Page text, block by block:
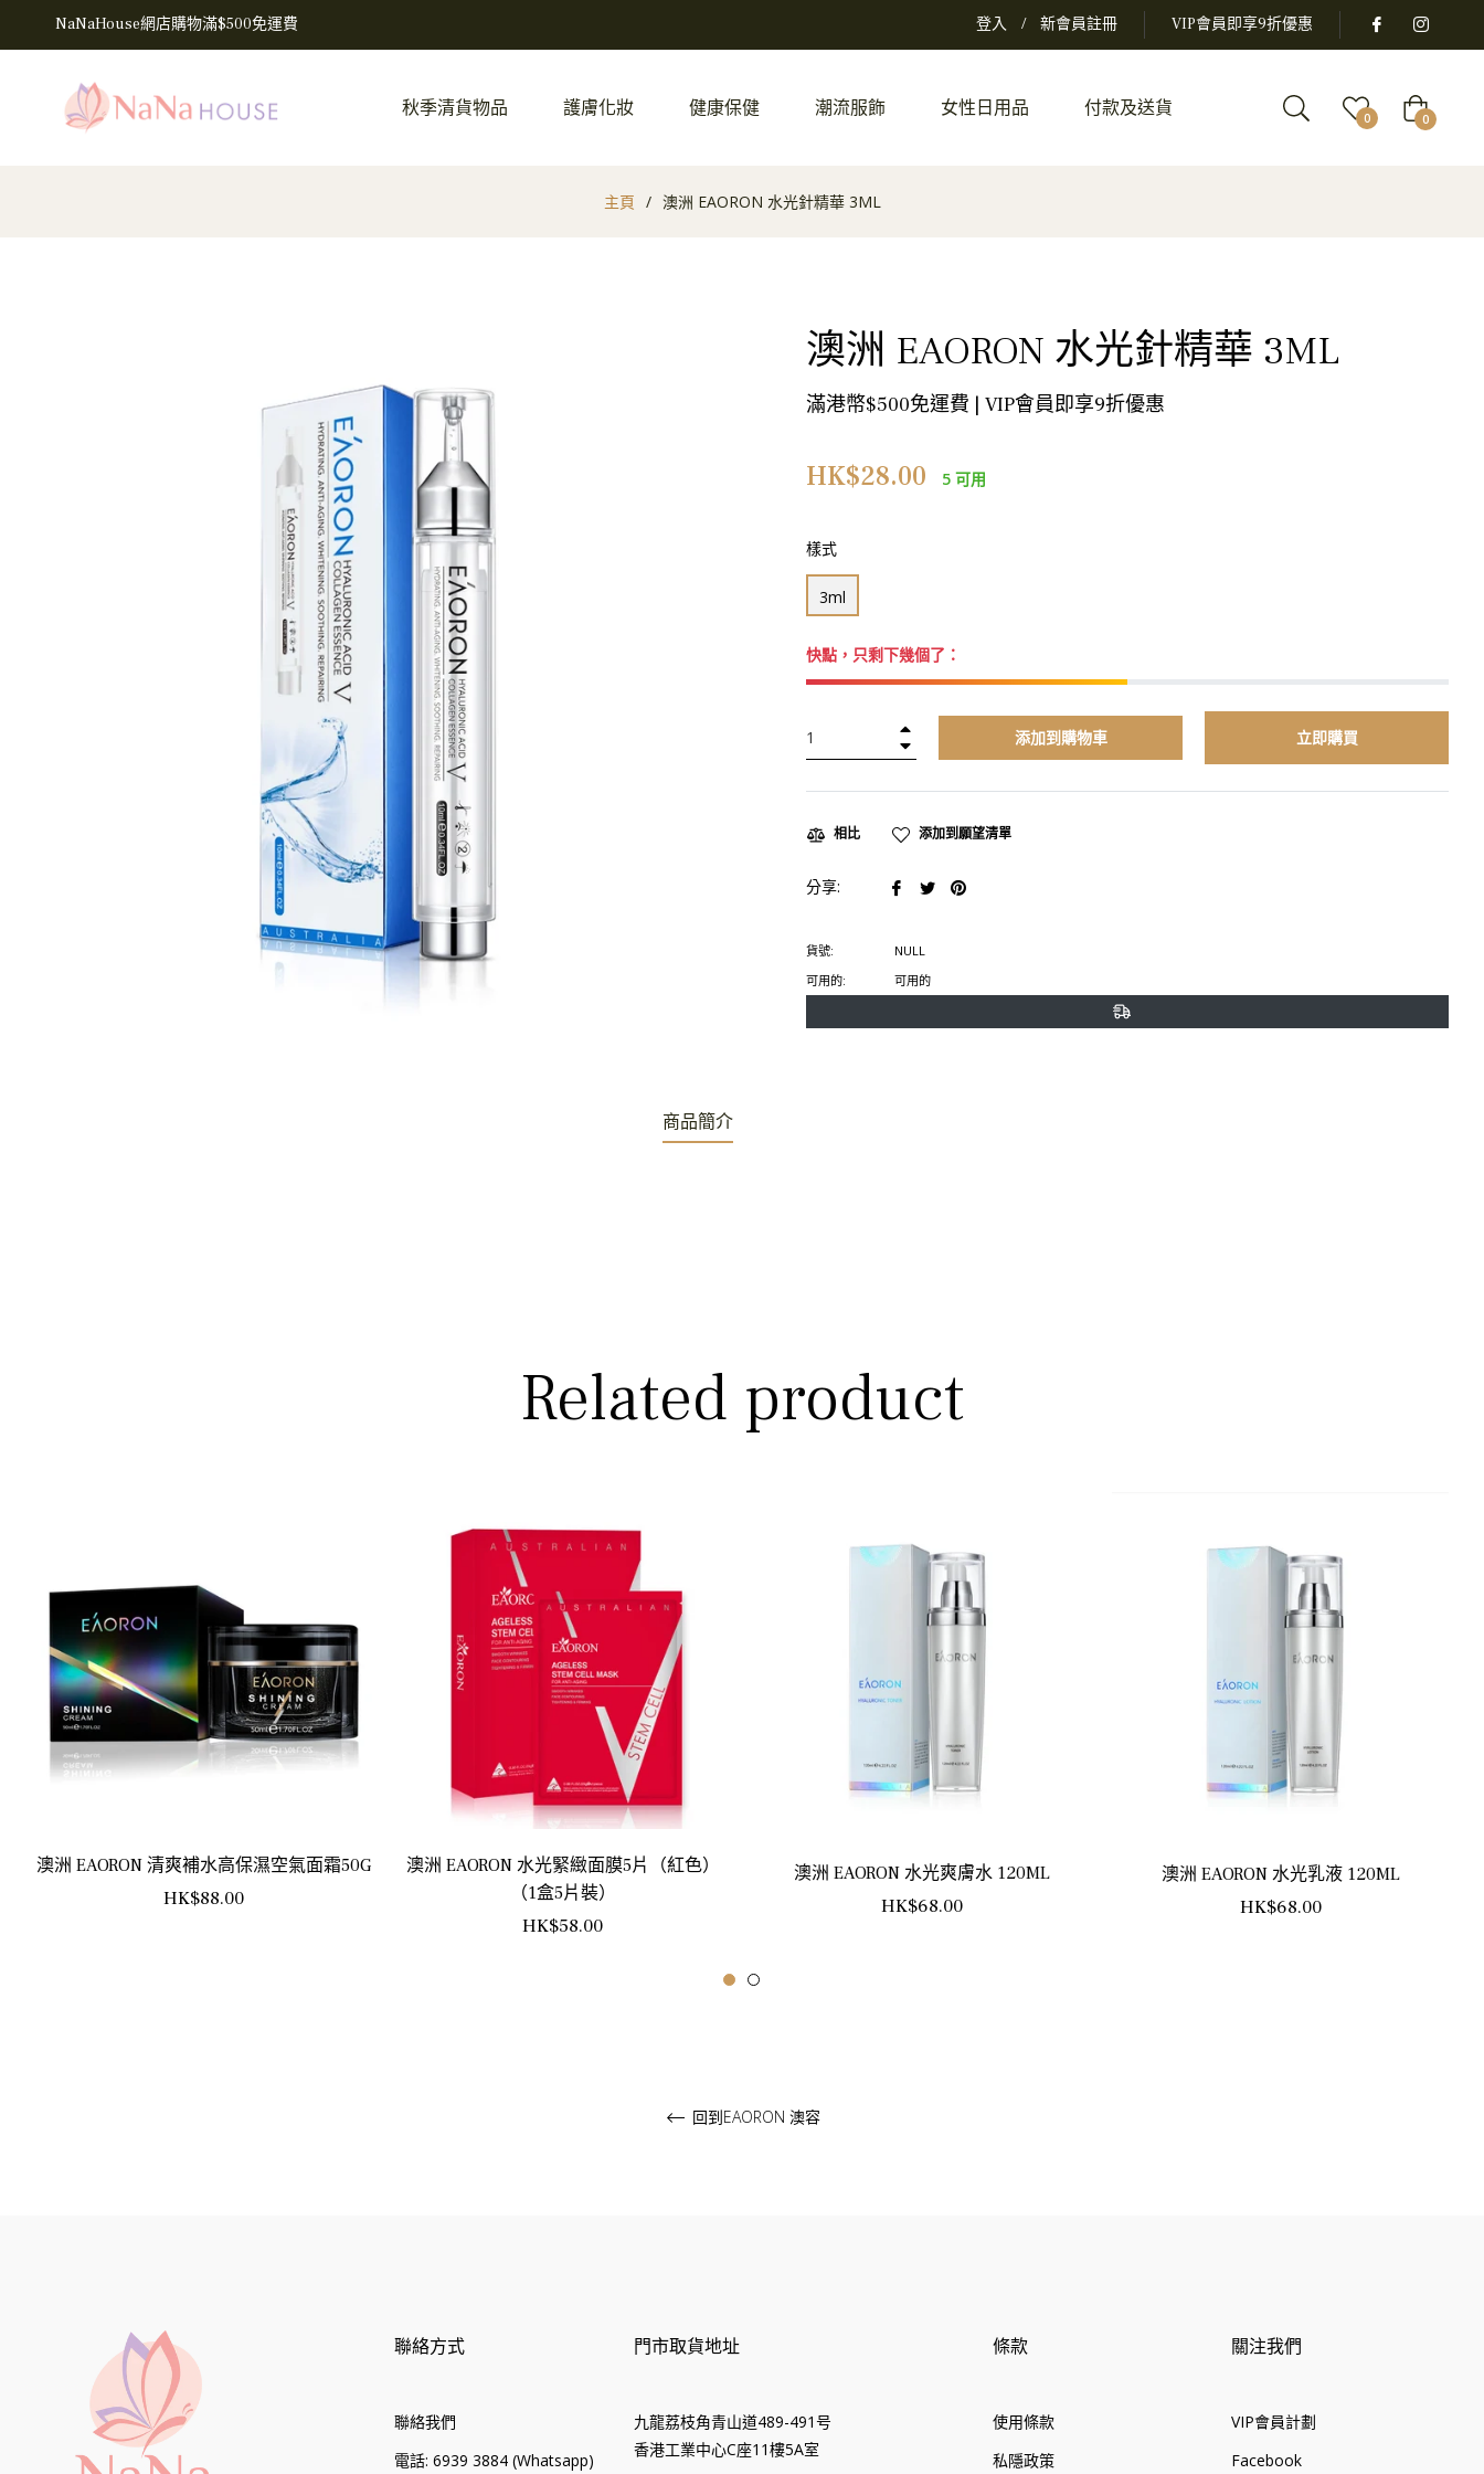
NaNaHouse網店購物滿$500免運費 登入 / 新會員註冊 VIP會員即享9折優惠
秋季清貨物品 護膚化妝 健康保健 潮流服飾 女性日用品 付款及送貨 0 大
車 0
主頁 / 澳洲 EAORON 水光針精華 3ML
澳洲 EAORON 水光針精華 3ML
滿港幣$500免運費 | VIP會員即享9折優惠
正
格
HK$28.00 5 可用
樣式
3ml
快點，只剩下幾個了：
添加到購物車 立即購買
相比 添加到願望清單
分享:
在
分
享
在
發
推
在
頂
貨號:
NULL
可用的:
可用的
商品簡介
Related product
澳洲 EAORON 清爽補水高保濕空氣面霜50G
正
HK$88.00
澳洲 EAORON 水光緊緻面膜5片（紅色）
（1盒5片裝）
正
HK$58.00
澳洲 EAORON 水光爽膚水 120ML
正
HK$68.00
澳洲 EAORON 水光乳液 120ML
正
HK$68.00
回到EAORON 澳容
聯絡方式
聯絡我們
電話: 6939 3884 (Whatsapp)
門市取貨地址
九龍荔枝角青山道489-491号
香港工業中心C座11樓5A室
條款
使用條款
私隱政策
關注我們
VIP會員計劃
Facebook